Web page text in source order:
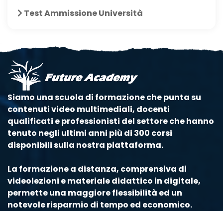
Test Ammissione Università
Siamo una scuola di formazione che punta su
contenuti video multimediali, docenti
qualificati e professionisti del settore che hanno
tenuto negli ultimi anni più di 300 corsi
disponibili sulla nostra piattaforma.
La formazione a distanza, comprensiva di
videolezioni e materiale didattico in digitale,
permette una maggiore flessibilità ed un
notevole risparmio di tempo ed economico.